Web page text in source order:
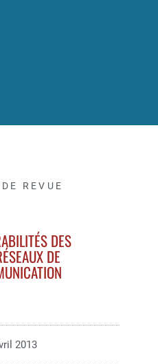
REVUE
DES
DE
2013